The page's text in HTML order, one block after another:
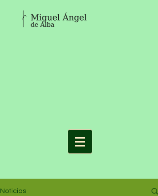
Noticias